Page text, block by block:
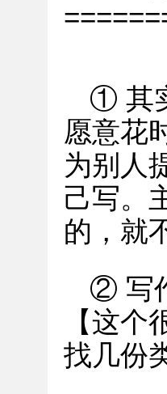
① 其
愿意花
为别人
己写。
的，就
② 写
【这
找几份